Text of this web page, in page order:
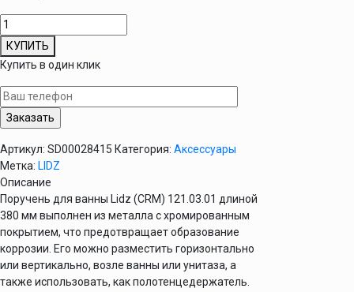
Количество
товара
Поручень
для
ванны
Lidz
(CRM)
35
см
КУПИТЬ
Купить в один клик
Артикул: SD00028415 Категория: Аксессуары
Метка: LIDZ
Описание
Поручень для ванны Lidz (CRM) 121.03.01 длиной
380 мм выполнен из металла с хромированным
покрытием, что предотвращает образование
коррозии. Его можно разместить горизонтально
или вертикально, возле ванны или унитаза, а
также использовать, как полотенцедержатель.